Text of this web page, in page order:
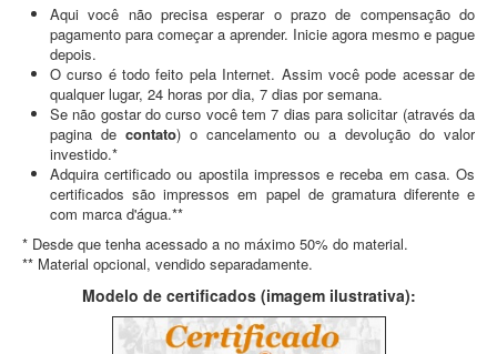
Aqui você não precisa esperar o prazo de compensação do
pagamento para começar a aprender. Inicie agora mesmo e pague
depois.
O curso é todo feito pela Internet. Assim você pode acessar de
qualquer lugar, 24 horas por dia, 7 dias por semana.
Se não gostar do curso você tem 7 dias para solicitar (através da
pagina de contato) o cancelamento ou a devolução do valor
investido.*
Adquira certificado ou apostila impressos e receba em casa. Os
certificados são impressos em papel de gramatura diferente e
com marca d'água.**
* Desde que tenha acessado a no máximo 50% do material.
** Material opcional, vendido separadamente.
Modelo de certificados (imagem ilustrativa):